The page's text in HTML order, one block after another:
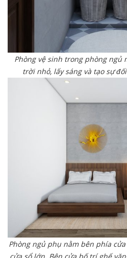
Phòng vệ sinh trong phòng ngủ
trời nhỏ, lấy sáng và tạo sự
Phòng ngủ phụ nằm bên phía